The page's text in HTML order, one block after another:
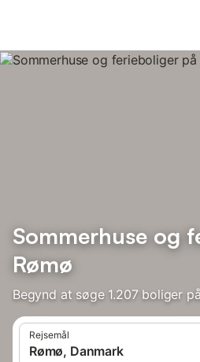
Sommerhuse og
Rømø
Begynd at søge 1.207 boliger
Rejsemål
Rømø, Danmark